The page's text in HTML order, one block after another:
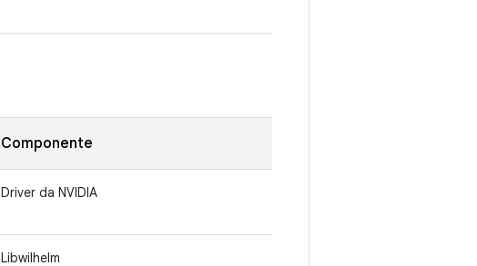
Componente
Driver da NVIDIA
Libwilhelm